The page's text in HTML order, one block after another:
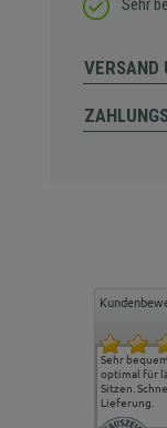
Sehr
VERSAND
Sehr
optimal für
Sitzen.
Lieferung.